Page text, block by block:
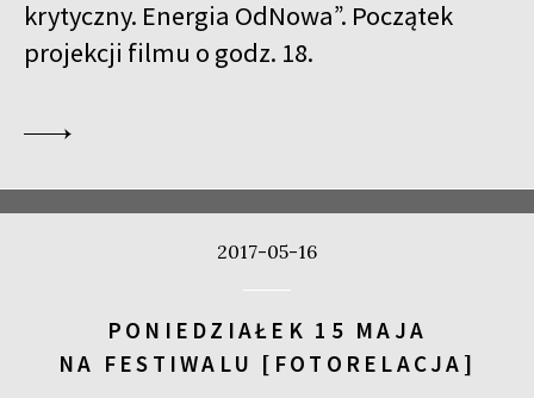
krytyczny. Energia OdNowa”. Początek
projekcji filmu o godz. 18.
2017-05-16
PONIEDZIAŁEK 15 MAJA
NA FESTIWALU [FOTORELACJA]